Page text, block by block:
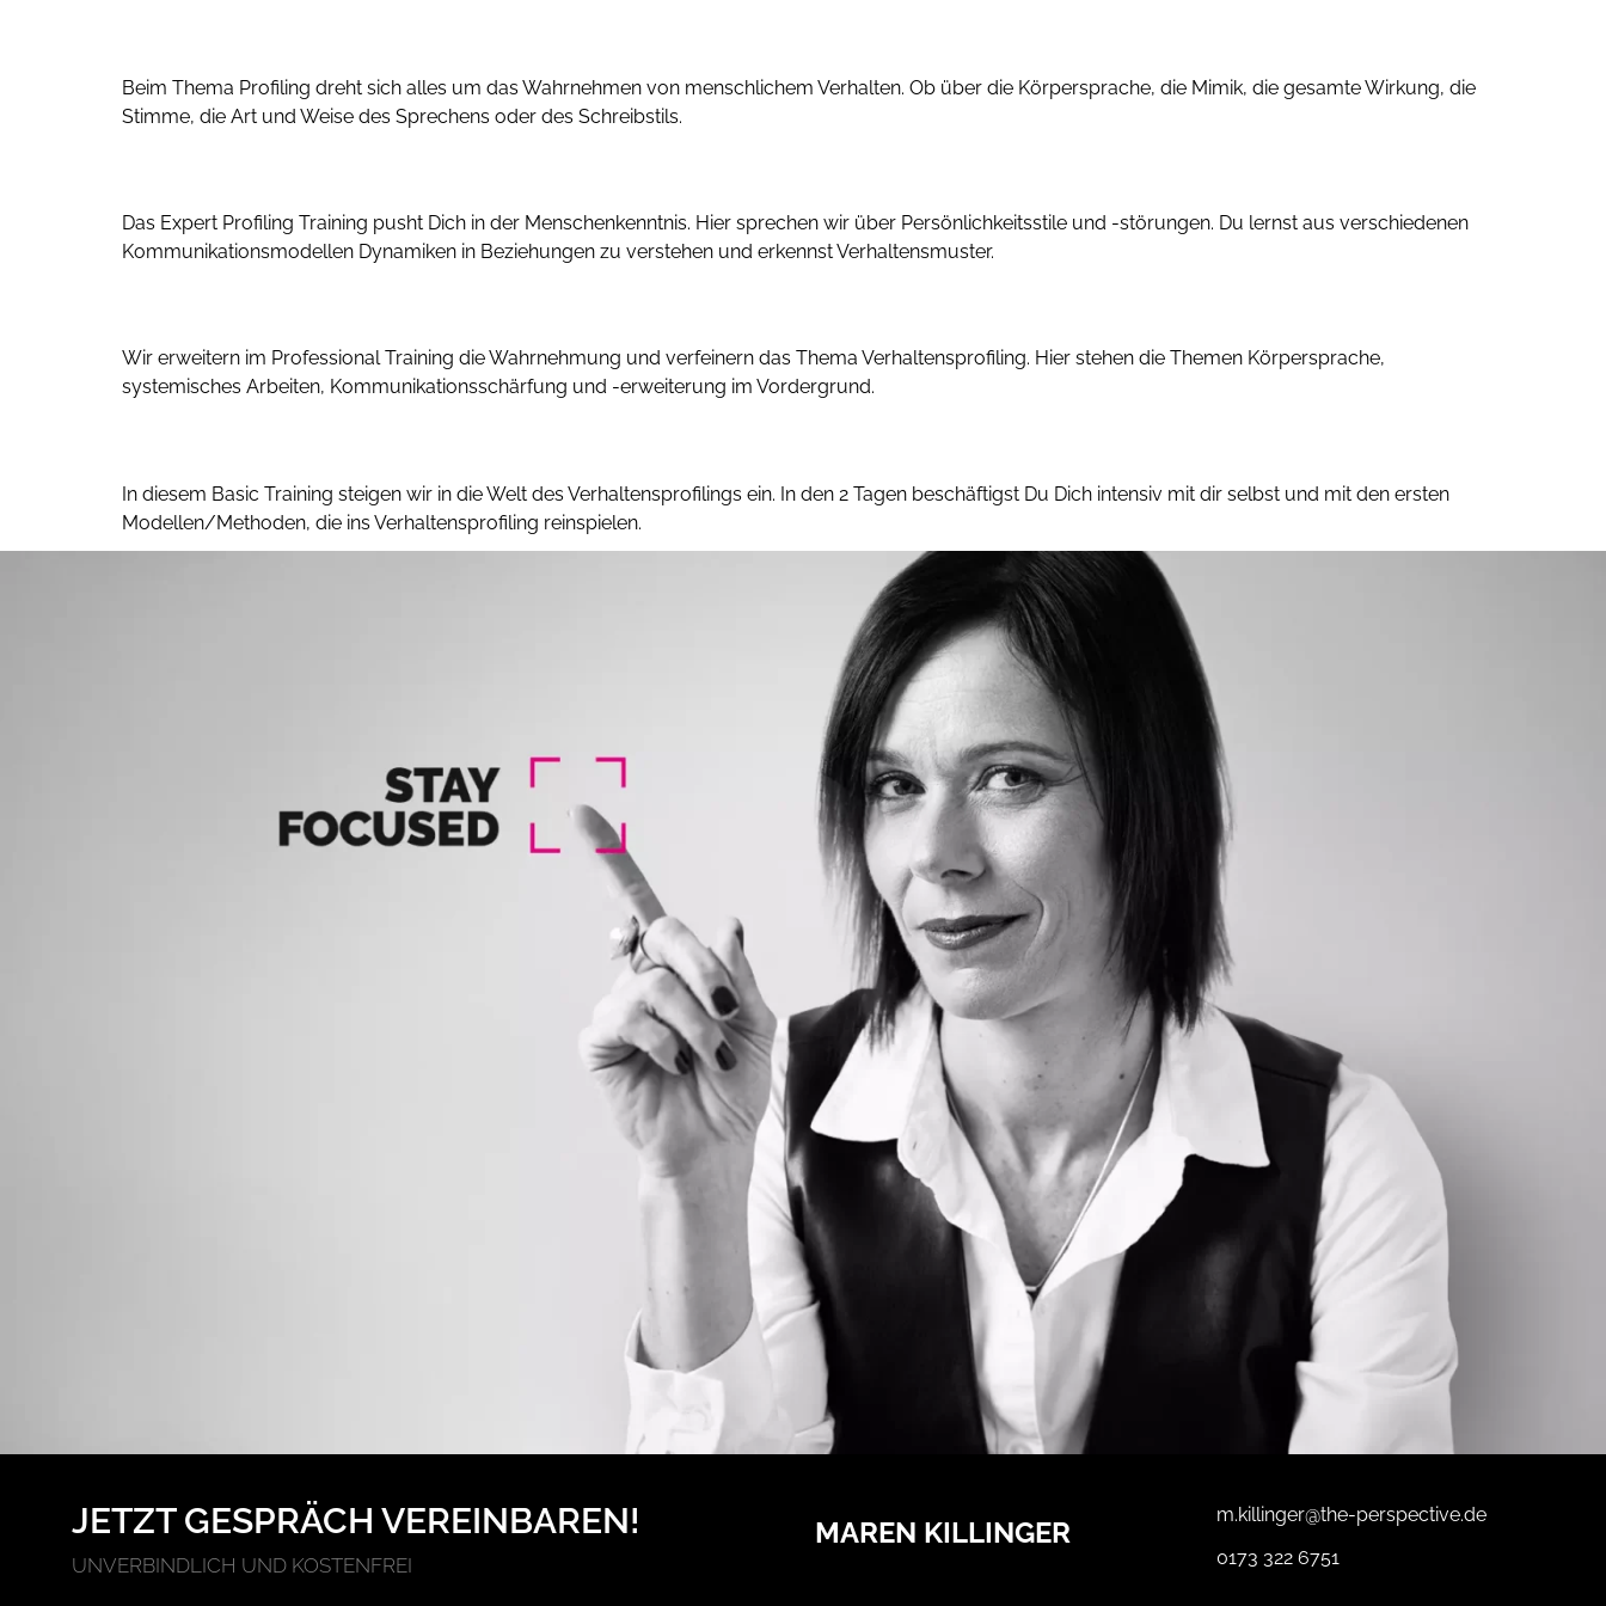
Beim Thema Profiling dreht sich alles um das Wahrnehmen von menschlichem Verhalten. Ob über die Körpersprache, die Mimik, die gesamte Wirkung, die
Stimme, die Art und Weise des Sprechens oder des Schreibstils.
Das Expert Profiling Training pusht Dich in der Menschenkenntnis. Hier sprechen wir über Persönlichkeitsstile und -störungen. Du lernst aus verschiedenen
Kommunikationsmodellen Dynamiken in Beziehungen zu verstehen und erkennst Verhaltensmuster.
Wir erweitern im Professional Training die Wahrnehmung und verfeinern das Thema Verhaltensprofiling. Hier stehen die Themen Körpersprache,
systemisches Arbeiten, Kommunikationsschärfung und -erweiterung im Vordergrund.
In diesem Basic Training steigen wir in die Welt des Verhaltensprofilings ein. In den 2 Tagen beschäftigst Du Dich intensiv mit dir selbst und mit den ersten
Modellen/Methoden, die ins Verhaltensprofiling reinspielen.
JETZT GESPRÄCH VEREINBAREN!
UNVERBINDLICH UND KOSTENFREI
MAREN KILLINGER
m.killinger@the-perspective.de
0173 322 6751